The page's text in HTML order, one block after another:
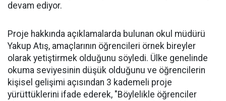
devam ediyor.
Proje hakkında açıklamalarda bulunan okul müdürü
Yakup Atış, amaçlarının öğrencileri örnek bireyler
olarak yetiştirmek olduğunu söyledi. Ülke genelinde
okuma seviyesinin düşük olduğunu ve öğrencilerin
kişisel gelişimi açısından 3 kademeli proje
yürüttüklerini ifade ederek, "Böylelikle öğrenciler